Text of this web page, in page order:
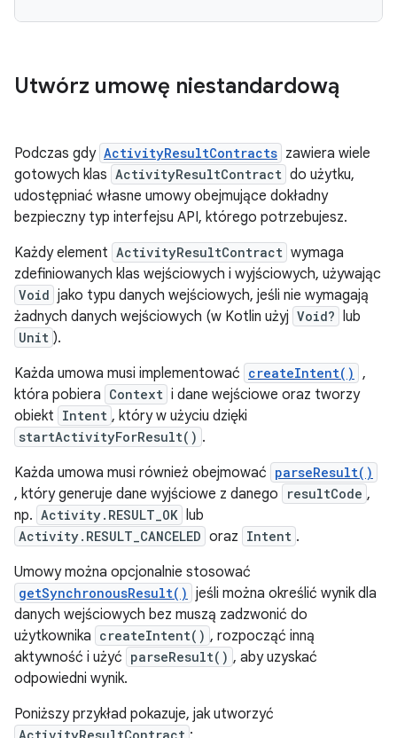
Utwórz umowę niestandardową
Podczas gdy ActivityResultContracts zawiera wiele
gotowych klas ActivityResultContract do użytku,
udostępniać własne umowy obejmujące dokładny
bezpieczny typ interfejsu API, którego potrzebujesz.
Każdy element ActivityResultContract wymaga
zdefiniowanych klas wejściowych i wyjściowych, używając
Void jako typu danych wejściowych, jeśli nie wymagają
żadnych danych wejściowych (w Kotlin użyj Void? lub
Unit ).
Każda umowa musi implementować createIntent() ,
która pobiera Context i dane wejściowe oraz tworzy
obiekt Intent , który w użyciu dzięki
startActivityForResult() .
Każda umowa musi również obejmować parseResult()
, który generuje dane wyjściowe z danego resultCode ,
np. Activity.RESULT_OK lub
Activity.RESULT_CANCELED oraz Intent .
Umowy można opcjonalnie stosować
getSynchronousResult() jeśli można określić wynik dla
danych wejściowych bez muszą zadzwonić do
użytkownika createIntent() , rozpocząć inną
aktywność i użyć parseResult() , aby uzyskać
odpowiedni wynik.
Poniższy przykład pokazuje, jak utworzyć